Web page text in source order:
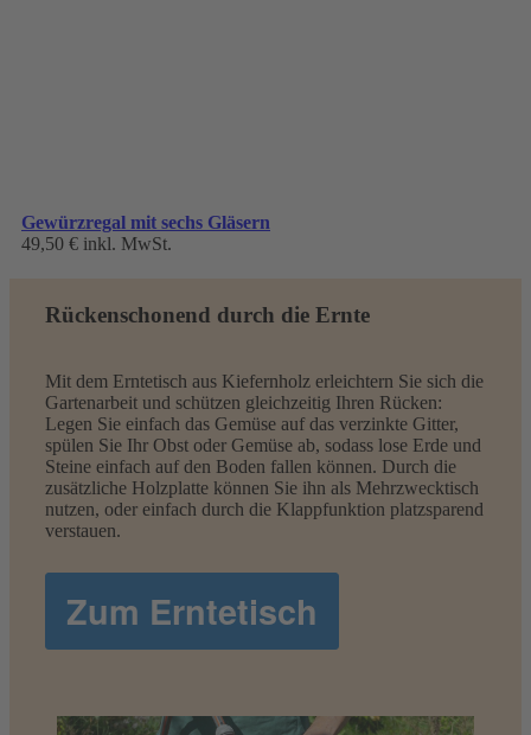
Gewürzregal mit sechs Gläsern
49,50 € inkl. MwSt.
Rückenschonend durch die Ernte
Mit dem Erntetisch aus Kiefernholz erleichtern Sie sich die
Gartenarbeit und schützen gleichzeitig Ihren Rücken:
Legen Sie einfach das Gemüse auf das verzinkte Gitter,
spülen Sie Ihr Obst oder Gemüse ab, sodass lose Erde und
Steine einfach auf den Boden fallen können. Durch die
zusätzliche Holzplatte können Sie ihn als Mehrzwecktisch
nutzen, oder einfach durch die Klappfunktion platzsparend
verstauen.
Zum Erntetisch